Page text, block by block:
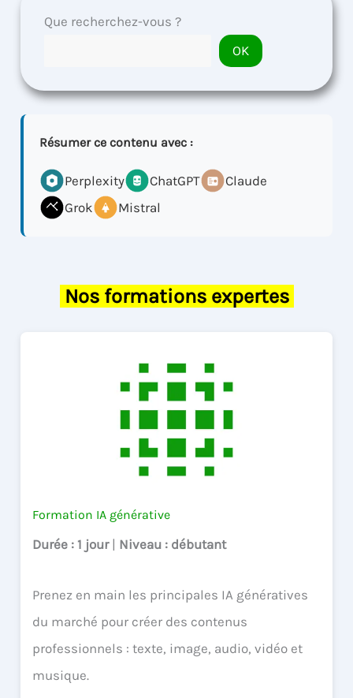
Que recherchez-vous ?
OK
Résumer ce contenu avec :
Perplexity ChatGPT
Claude
Grok
Mistral
Nos formations expertes
Formation IA générative
Durée : 1 jour | Niveau : débutant
Prenez en main les principales IA génératives
du marché pour créer des contenus
professionnels : texte, image, audio, vidéo et
musique.